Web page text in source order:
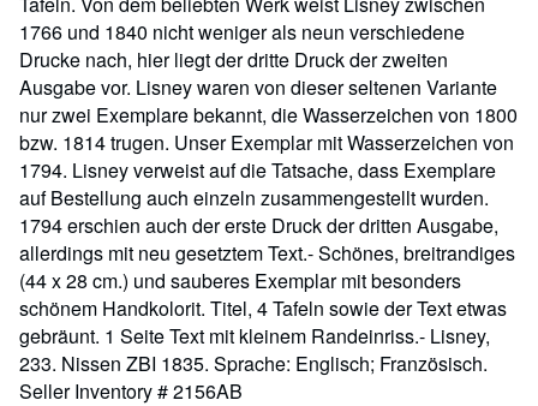
1766 und 1840 nicht weniger als neun verschiedene
Drucke nach, hier liegt der dritte Druck der zweiten
Ausgabe vor. Lisney waren von dieser seltenen Variante
nur zwei Exemplare bekannt, die Wasserzeichen von 1800
bzw. 1814 trugen. Unser Exemplar mit Wasserzeichen von
1794. Lisney verweist auf die Tatsache, dass Exemplare
auf Bestellung auch einzeln zusammengestellt wurden.
1794 erschien auch der erste Druck der dritten Ausgabe,
allerdings mit neu gesetztem Text.- Schönes, breitrandiges
(44 x 28 cm.) und sauberes Exemplar mit besonders
schönem Handkolorit. Titel, 4 Tafeln sowie der Text etwas
gebräunt. 1 Seite Text mit kleinem Randeinriss.- Lisney,
233. Nissen ZBI 1835. Sprache: Englisch; Französisch.
Seller Inventory # 2156AB